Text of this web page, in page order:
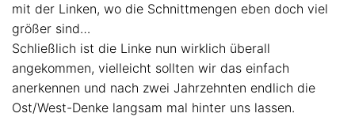
mit der Linken, wo die Schnittmengen eben doch viel
größer sind…
Schließlich ist die Linke nun wirklich überall
angekommen, vielleicht sollten wir das einfach
anerkennen und nach zwei Jahrzehnten endlich die
Ost/West-Denke langsam mal hinter uns lassen.